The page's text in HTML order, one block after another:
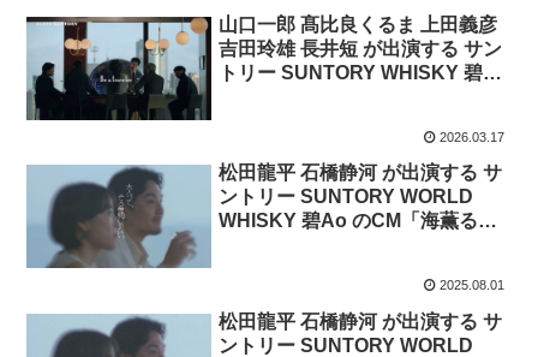
山口一郎 髙比良くるま 上田義彦
吉田玲雄 長井短 が出演する サン
トリー SUNTORY WHISKY 碧Ao
2026.03.17
松田龍平 石橋静河 が出演する サ
ントリー SUNTORY WORLD
WHISKY 碧Ao のCM「海薫るハ
2025.08.01
松田龍平 石橋静河 が出演する サ
ントリー SUNTORY WORLD